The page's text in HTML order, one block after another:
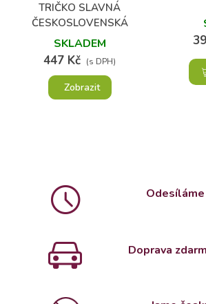
TRIČKO SLAVNÁ
ČESKOSLOVENSKÁ
LETADLA
SKLADEM
447 Kč (s DPH)
Zobrazit
Doprava